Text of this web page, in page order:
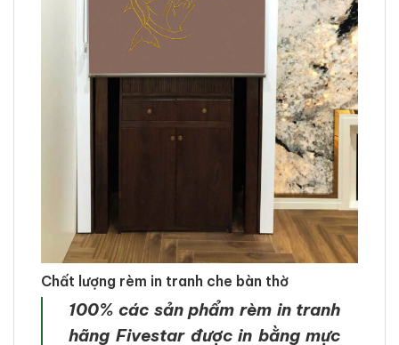
Chất lượng rèm in tranh che bàn thờ
100% các sản phẩm rèm in tranh
hãng Fivestar được in bằng mực